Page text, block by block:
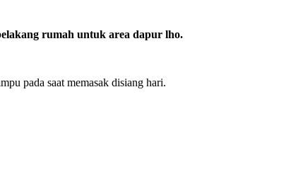
rumah untuk area dapur lho.
pada saat memasak disiang hari.